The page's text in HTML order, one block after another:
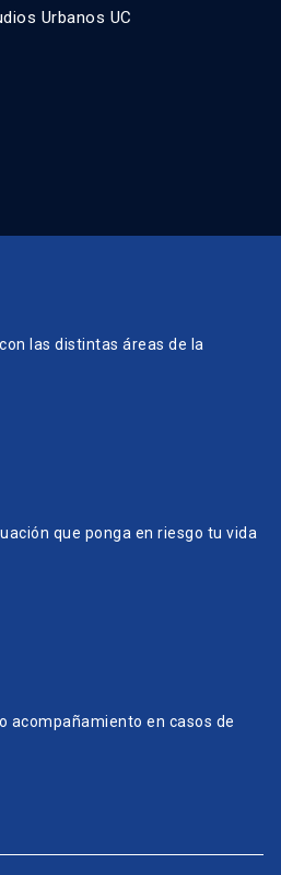
Urbanos UC
las distintas áreas de la
que ponga en riesgo tu vida
acompañamiento en casos de